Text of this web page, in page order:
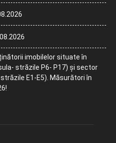
imobilelor situate în
străzile P6- P17) și sector
E1-E5). Măsurători în